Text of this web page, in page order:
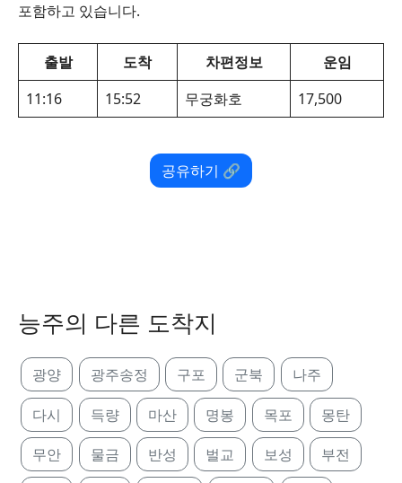
포함하고 있습니다.
출발 도착 차편정보
운임
11:16
15:52 무궁화호 17,500
공유하기 🔗
능주의 다른 도착지
광양 광주송정 구포 군북 나주
다시 득량 마산 명봉 목포 몽탄
무안 물금 반성 벌교 보성 부전